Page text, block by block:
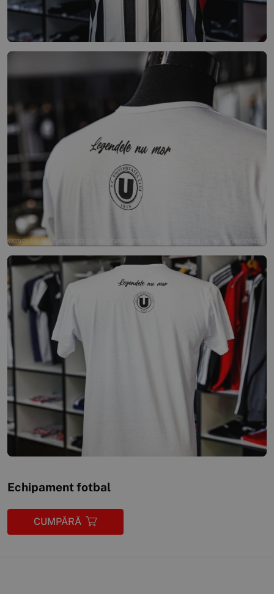
Echipament fotbal
CUMPĂRĂ